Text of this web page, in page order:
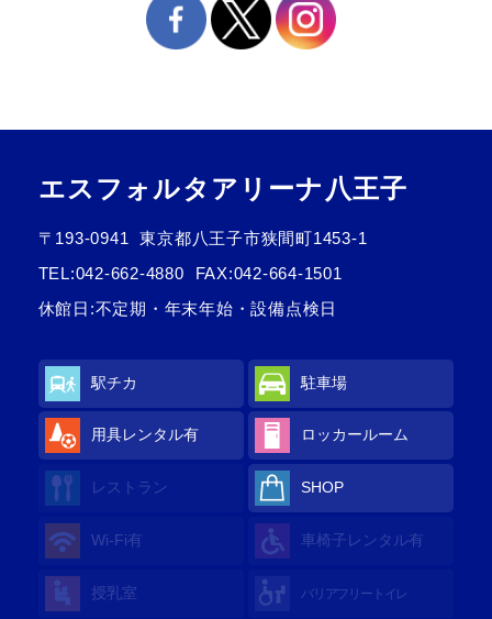
エスフォルタアリーナ八王子
〒193-0941
東京都八王子市狭間町1453-1
TEL:042-662-4880
FAX:042-664-1501
休館日:不定期・年末年始・設備点検日
駅チカ 駐車場
用具レンタル有 ロッカールーム
レストラン SHOP
Wi-Fi有 車椅子レンタル有
授乳室 バリアフリートイレ